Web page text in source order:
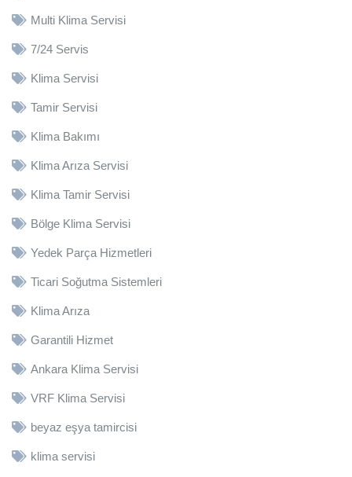
Multi Klima Servisi
7/24 Servis
Klima Servisi
Tamir Servisi
Klima Bakımı
Klima Arıza Servisi
Klima Tamir Servisi
Bölge Klima Servisi
Yedek Parça Hizmetleri
Ticari Soğutma Sistemleri
Klima Arıza
Garantili Hizmet
Ankara Klima Servisi
VRF Klima Servisi
beyaz eşya tamircisi
klima servisi